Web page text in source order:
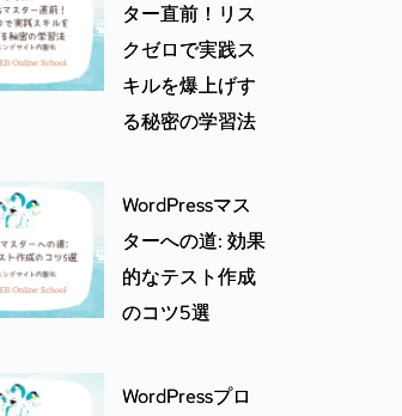
ター直前！リス
クゼロで実践ス
キルを爆上げす
る秘密の学習法
WordPressマス
ターへの道: 効果
的なテスト作成
のコツ5選
WordPressプロ